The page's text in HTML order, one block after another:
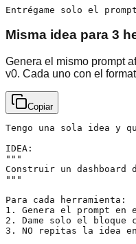
Entrégame solo el
Misma idea para 3
Genera el mismo prompt
v0. Cada uno con el
Copiar
Tengo una sola idea y
IDEA:
"""
Construir un
"""
Para cada herramienta:
1. Genera el prompt en
2. Dame solo el bloque
3. NO repitas la idea